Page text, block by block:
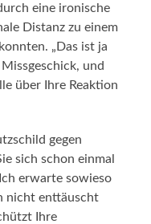
eine ironische
Distanz zu einem
„Das ist ja
und
über Ihre Reaktion
gegen
sich schon einmal
erwarte sowieso
nicht enttäuscht
Ihre